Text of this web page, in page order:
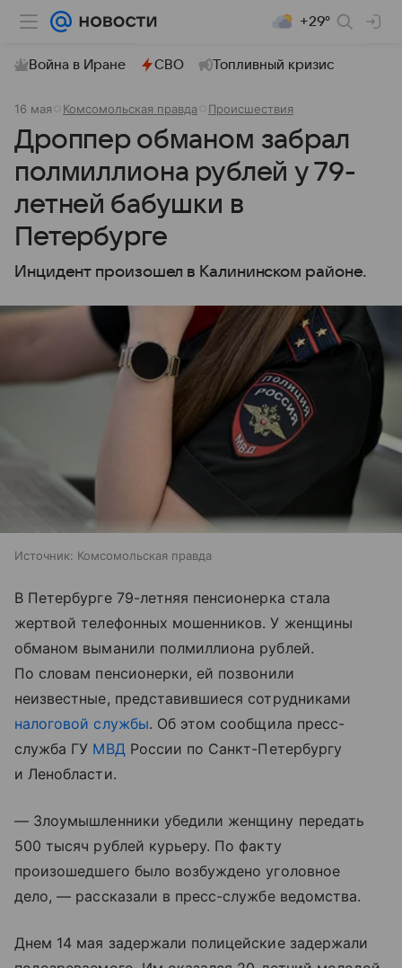
+29°
Война в Иране СВО Топливный кризис
16 мая Комсомольская правда Происшествия
Дроппер обманом забрал
полмиллиона рублей у 79-
летней бабушки в
Петербурге
Инцидент произошел в Калининском районе.
Источник: Комсомольская правда
В Петербурге 79-летняя пенсионерка стала
жертвой телефонных мошенников. У женщины
обманом выманили полмиллиона рублей.
По словам пенсионерки, ей позвонили
неизвестные, представившиеся сотрудниками
налоговой службы. Об этом сообщила пресс-
служба ГУ МВД России по Санкт-Петербургу
и Ленобласти.
— Злоумышленники убедили женщину передать
500 тысяч рублей курьеру. По факту
произошедшего было возбуждено уголовное
дело, — рассказали в пресс-службе ведомства.
Днем 14 мая задержали полицейские задержали